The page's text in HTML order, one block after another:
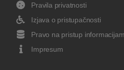
Pravila privatnosti
Izjava o pristupačnosti
Pravo na pristup
Impresum